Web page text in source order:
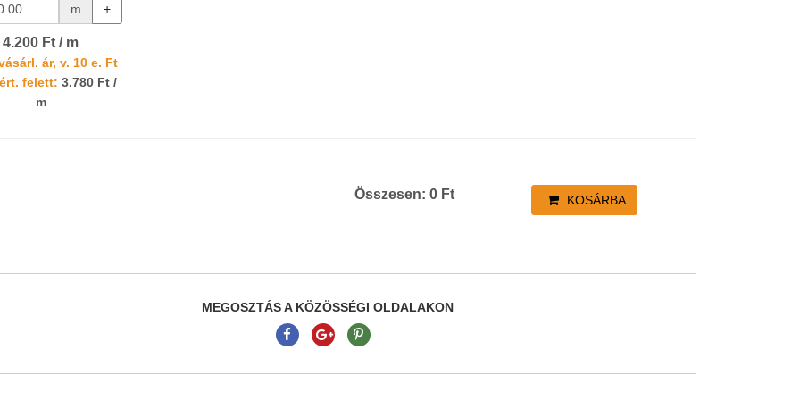
m +
4.200 Ft / m
ár, v. 10 e. Ft
felett: 3.780 Ft /
m
Összesen: 0Ft KOSÁRBA
MEGOSZTÁS A KÖZÖSSÉGI OLDALAKON